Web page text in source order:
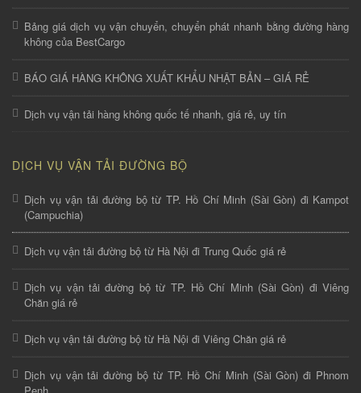
Bảng giá dịch vụ vận chuyển, chuyển phát nhanh bằng đường hàng
không của BestCargo
BÁO GIÁ HÀNG KHÔNG XUẤT KHẨU NHẬT BẢN – GIÁ RẺ
Dịch vụ vận tải hàng không quốc tế nhanh, giá rẻ, uy tín
DỊCH VỤ VẬN TẢI ĐƯỜNG BỘ
Dịch vụ vận tải đường bộ từ TP. Hồ Chí Minh (Sài Gòn) đi Kampot
(Campuchia)
Dịch vụ vận tải đường bộ từ Hà Nội đi Trung Quốc giá rẻ
Dịch vụ vận tải đường bộ từ TP. Hồ Chí Minh (Sài Gòn) đi Viêng
Chăn giá rẻ
Dịch vụ vận tải đường bộ từ Hà Nội đi Viêng Chăn giá rẻ
Dịch vụ vận tải đường bộ từ TP. Hồ Chí Minh (Sài Gòn) đi Phnom